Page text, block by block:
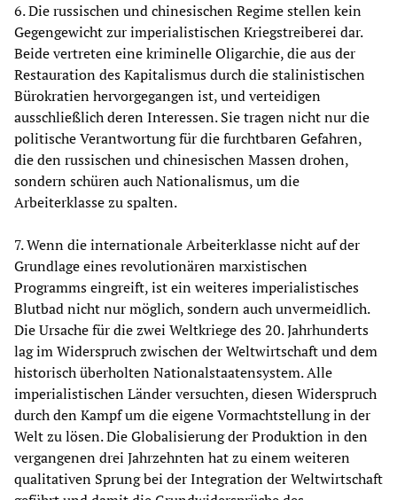
6. Die russischen und chinesischen Regime stellen kein
Gegengewicht zur imperialistischen Kriegstreiberei dar.
Beide vertreten eine kriminelle Oligarchie, die aus der
Restauration des Kapitalismus durch die stalinistischen
Bürokratien hervorgegangen ist, und verteidigen
ausschließlich deren Interessen. Sie tragen nicht nur die
politische Verantwortung für die furchtbaren Gefahren,
die den russischen und chinesischen Massen drohen,
sondern schüren auch Nationalismus, um die
Arbeiterklasse zu spalten.
7. Wenn die internationale Arbeiterklasse nicht auf der
Grundlage eines revolutionären marxistischen
Programms eingreift, ist ein weiteres imperialistisches
Blutbad nicht nur möglich, sondern auch unvermeidlich.
Die Ursache für die zwei Weltkriege des 20. Jahrhunderts
lag im Widerspruch zwischen der Weltwirtschaft und dem
historisch überholten Nationalstaatensystem. Alle
imperialistischen Länder versuchten, diesen Widerspruch
durch den Kampf um die eigene Vormachtstellung in der
Welt zu lösen. Die Globalisierung der Produktion in den
vergangenen drei Jahrzehnten hat zu einem weiteren
qualitativen Sprung bei der Integration der Weltwirtschaft